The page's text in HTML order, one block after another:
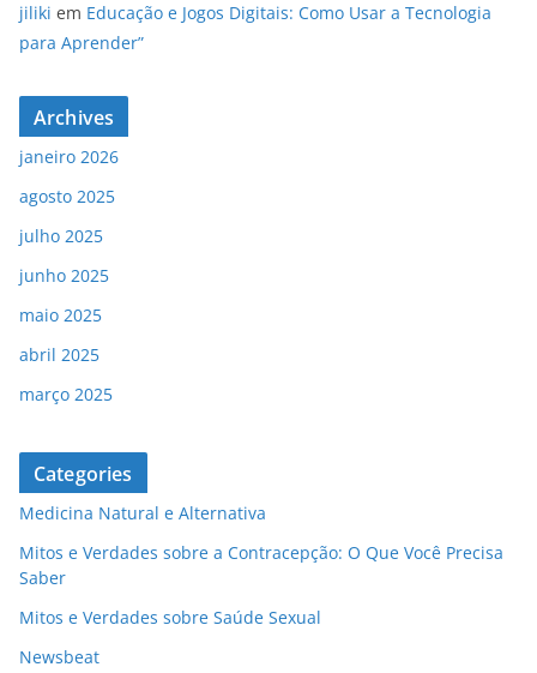
jiliki em Educação e Jogos Digitais: Como Usar a Tecnologia
para Aprender”
Archives
janeiro 2026
agosto 2025
julho 2025
junho 2025
maio 2025
abril 2025
março 2025
Categories
Medicina Natural e Alternativa
Mitos e Verdades sobre a Contracepção: O Que Você Precisa
Saber
Mitos e Verdades sobre Saúde Sexual
Newsbeat